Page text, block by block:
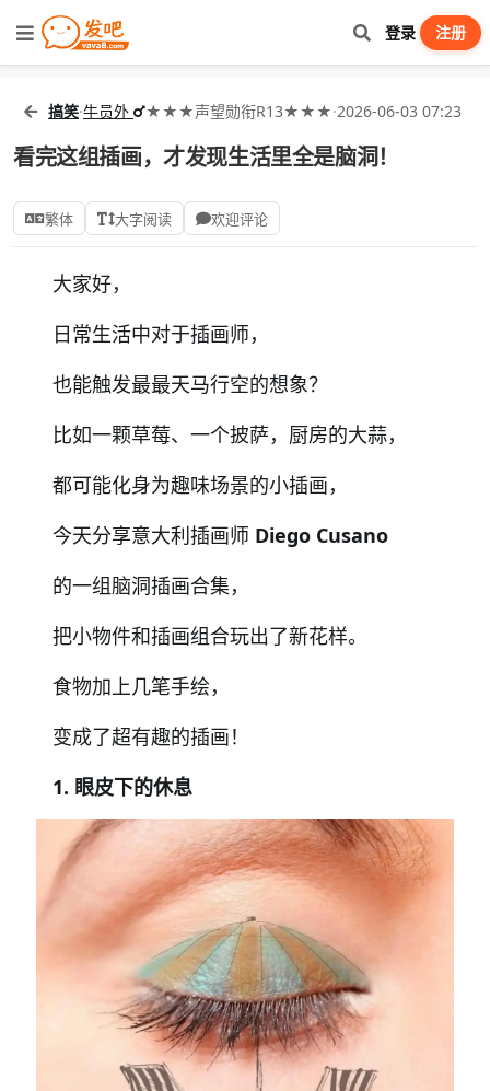
登录 注册
搞笑·牛员外 ★★★声望勋衔R13★★★·2026-06-03 07:23
看完这组插画，才发现生活里全是脑洞！
繁体 大字阅读 欢迎评论
大家好，
日常生活中对于插画师，
也能触发最最天马行空的想象？
比如一颗草莓、一个披萨，厨房的大蒜，
都可能化身为趣味场景的小插画，
今天分享意大利插画师 Diego Cusano
的一组脑洞插画合集，
把小物件和插画组合玩出了新花样。
食物加上几笔手绘，
变成了超有趣的插画！
1. 眼皮下的休息